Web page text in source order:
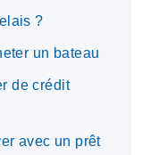
?
un bateau
de crédit
avec un prêt